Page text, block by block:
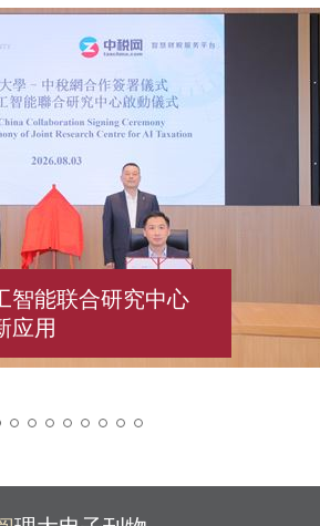
智能联合研究中心
应用